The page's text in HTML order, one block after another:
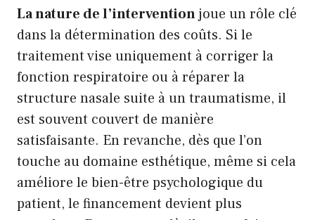
La nature de l’interventionjoue un rôle clé
dans la détermination des coûts. Si le
traitement vise uniquement à corriger la
fonction respiratoire ou à réparer la
structure nasale suite à un traumatisme, il
est souvent couvert de manière
satisfaisante. En revanche, dès que l’on
touche au domaine esthétique, même si cela
améliore le bien-être psychologique du
patient, le financement devient plus